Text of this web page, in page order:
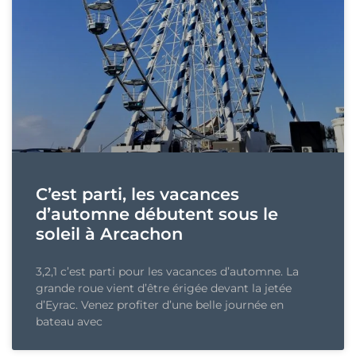
C’est parti, les vacances
d’automne débutent sous le
soleil à Arcachon
3,2,1 c’est parti pour les vacances d’automne. La
grande roue vient d’être érigée devant la jetée
d’Eyrac. Venez profiter d’une belle journée en
bateau avec